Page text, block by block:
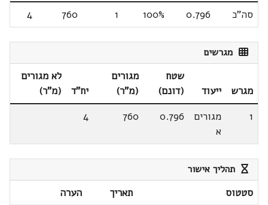
סה"כ 0.796
100%
1
760
4
מגרשים
מגרש ייעוד
שטח
(דונם)
מגורים
(מ"ר)
יח"ד
לא מגורים
(מ"ר)
1
מגורים
א
0.796
760
4
תהליך אישור
סטטוס תאריך
הערה